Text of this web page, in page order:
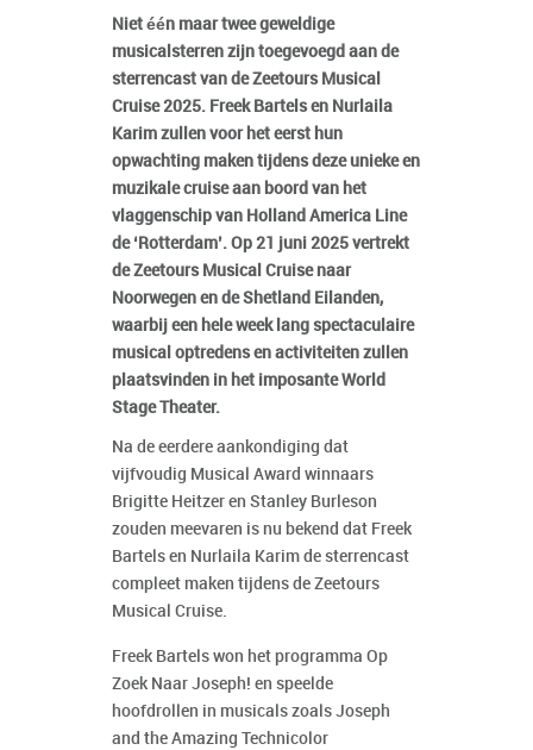
Niet één maar twee geweldige
musicalsterren zijn toegevoegd aan de
sterrencast van de Zeetours Musical
Cruise 2025. Freek Bartels en Nurlaila
Karim zullen voor het eerst hun
opwachting maken tijdens deze unieke en
muzikale cruise aan boord van het
vlaggenschip van Holland America Line
de ‘Rotterdam’. Op 21 juni 2025 vertrekt
de Zeetours Musical Cruise naar
Noorwegen en de Shetland Eilanden,
waarbij een hele week lang spectaculaire
musical optredens en activiteiten zullen
plaatsvinden in het imposante World
Stage Theater.
Na de eerdere aankondiging dat
vijfvoudig Musical Award winnaars
Brigitte Heitzer en Stanley Burleson
zouden meevaren is nu bekend dat Freek
Bartels en Nurlaila Karim de sterrencast
compleet maken tijdens de Zeetours
Musical Cruise.
Freek Bartels won het programma Op
Zoek Naar Joseph! en speelde
hoofdrollen in musicals zoals Joseph
and the Amazing Technicolor